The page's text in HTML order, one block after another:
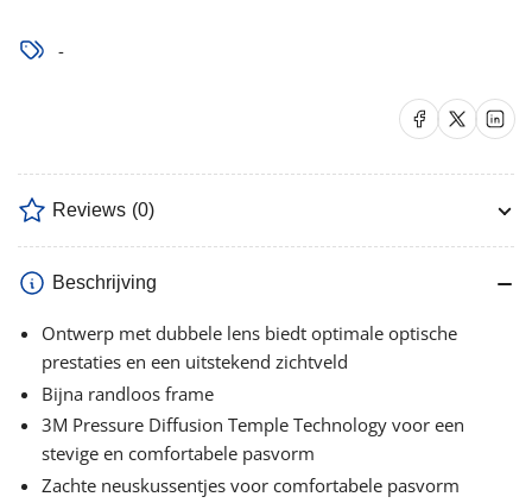
-
Delen op Facebook
Delen op X Delen
Reviews (0)
Beschrijving
Ontwerp met dubbele lens biedt optimale optische
prestaties en een uitstekend zichtveld
Bijna randloos frame
3M Pressure Diffusion Temple Technology voor een
stevige en comfortabele pasvorm
Zachte neuskussentjes voor comfortabele pasvorm